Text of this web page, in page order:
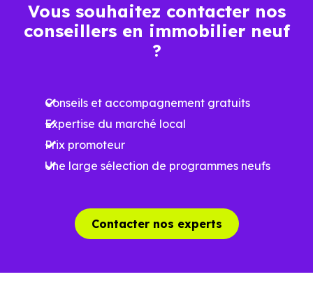
Ces prix varient selon la localisation dans la commune, la
d'explorer et de filtrer l'ensemble des programmes
disponibles à Perrignier (74550) selon votre budget.
Le parc résidentiel de Perrignier (74550) se compose de
Avec 78.1 % de propriétaires et [[PourcentageLocataires]
complémentaires : un marché de l'accession et un
Vous souhaitez contacter nos
conseillers en immobilier neuf
?
Conseils et accompagnement gratuits
Expertise du marché local
Prix promoteur
Une large sélection de programmes neufs
Contacter nos experts